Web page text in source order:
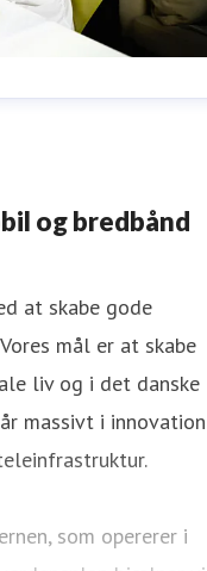
og bredbånd
at skabe gode
mål er at skabe
liv og i det danske
massivt i innovation
som opererer i